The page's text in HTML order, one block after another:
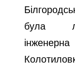
була